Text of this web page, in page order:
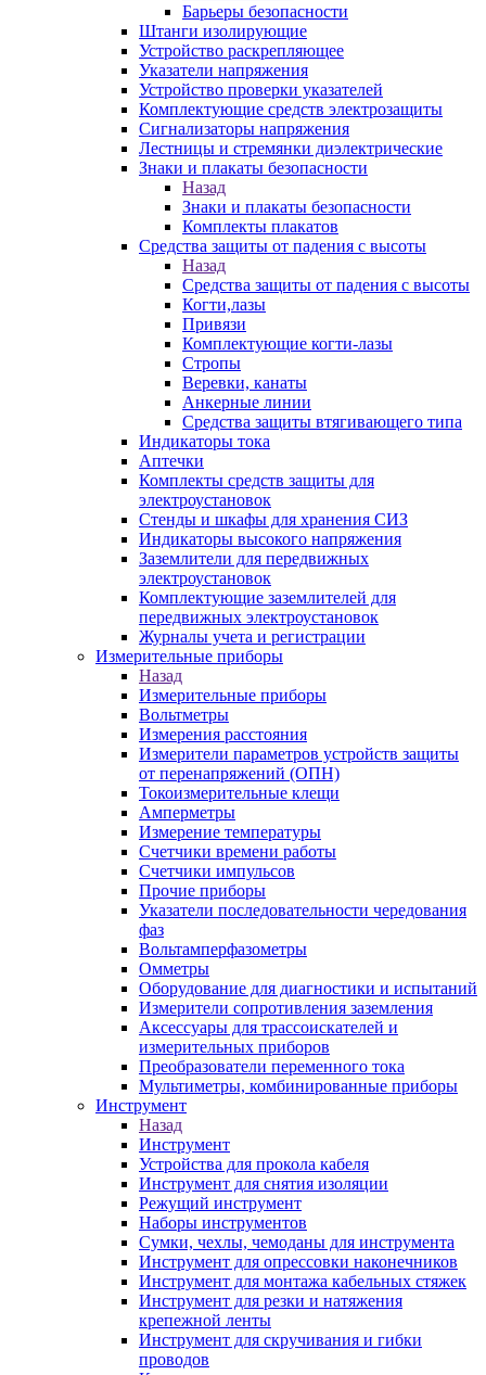
Барьеры безопасности
Штанги изолирующие
Устройство раскрепляющее
Указатели напряжения
Устройство проверки указателей
Комплектующие средств электрозащиты
Сигнализаторы напряжения
Лестницы и стремянки диэлектрические
Знаки и плакаты безопасности
Назад
Знаки и плакаты безопасности
Комплекты плакатов
Средства защиты от падения с высоты
Назад
Средства защиты от падения с высоты
Когти,лазы
Привязи
Комплектующие когти-лазы
Стропы
Веревки, канаты
Анкерные линии
Средства защиты втягивающего типа
Индикаторы тока
Аптечки
Комплекты средств защиты для
электроустановок
Стенды и шкафы для хранения СИЗ
Индикаторы высокого напряжения
Заземлители для передвижных
электроустановок
Комплектующие заземлителей для
передвижных электроустановок
Журналы учета и регистрации
Измерительные приборы
Назад
Измерительные приборы
Вольтметры
Измерения расстояния
Измерители параметров устройств защиты
от перенапряжений (ОПН)
Токоизмерительные клещи
Амперметры
Измерение температуры
Счетчики времени работы
Счетчики импульсов
Прочие приборы
Указатели последовательности чередования
фаз
Вольтамперфазометры
Омметры
Оборудование для диагностики и испытаний
Измерители сопротивления заземления
Аксессуары для трассоискателей и
измерительных приборов
Преобразователи переменного тока
Мультиметры, комбинированные приборы
Инструмент
Назад
Инструмент
Устройства для прокола кабеля
Инструмент для снятия изоляции
Режущий инструмент
Наборы инструментов
Сумки, чехлы, чемоданы для инструмента
Инструмент для опрессовки наконечников
Инструмент для монтажа кабельных стяжек
Инструмент для резки и натяжения
крепежной ленты
Инструмент для скручивания и гибки
проводов